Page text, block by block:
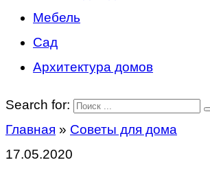
Мебель
Сад
Архитектура домов
Search for:
Главная » Советы для дома
17.05.2020